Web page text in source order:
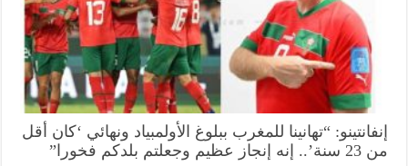
إنفانتينو: “تهانينا للمغرب ببلوغ الأولمبياد ونهائي ‘كان أقل
من 23 سنة’.. إنه إنجاز عظيم وجعلتم بلدكم فخورا”